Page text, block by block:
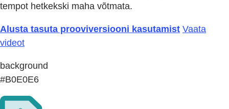
tempot hetkekski maha võtmata.
Alusta tasuta prooviversiooni kasutamist Vaata
videot
background
#B0E0E6